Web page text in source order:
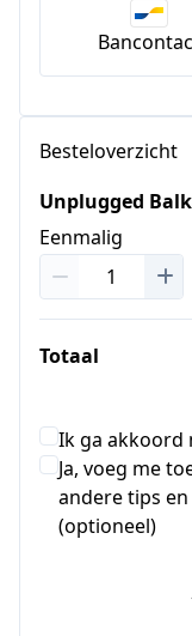
Besteloverzicht
Unplugged
Eenmalig
Totaal
Ik ga akkoord
Ja, voeg me
andere tips
(optioneel)